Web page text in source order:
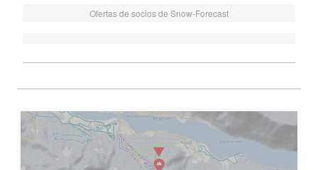
Ofertas de socios de Snow-Forecast